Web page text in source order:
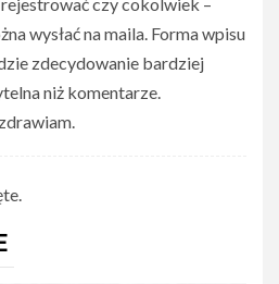
wysłać na maila. Forma wpisu
zdecydowanie bardziej
niż komentarze.